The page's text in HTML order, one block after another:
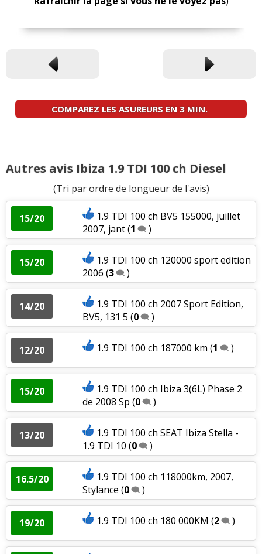
COMPAREZ LES ASUREURS EN 3 MIN.
Autres avis Ibiza 1.9 TDI 100 ch Diesel
(Tri par ordre de longueur de l'avis)
15/20
1.9 TDI 100 ch BV5 155000, juillet
2007, jant(1 )
15/20
1.9 TDI 100 ch 120000 sport edition
2006 (3 )
14/20
1.9 TDI 100 ch 2007 Sport Edition,
BV5, 131 5 (0 )
12/20 1.9 TDI 100 ch 187000 km (1 )
15/20
1.9 TDI 100 ch Ibiza 3(6L) Phase 2
de 2008 Sp (0 )
13/20
1.9 TDI 100 ch SEAT Ibiza Stella -
1.9 TDI 10 (0 )
16.5/20
1.9 TDI 100 ch 118000km, 2007,
Stylance (0 )
19/20 1.9 TDI 100 ch 180 000KM (2 )